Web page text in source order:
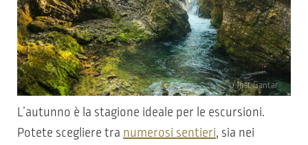
© Jošt Gantar
L’autunno è la stagione ideale per le escursioni.
Potete scegliere tra numerosi sentieri, sia nei